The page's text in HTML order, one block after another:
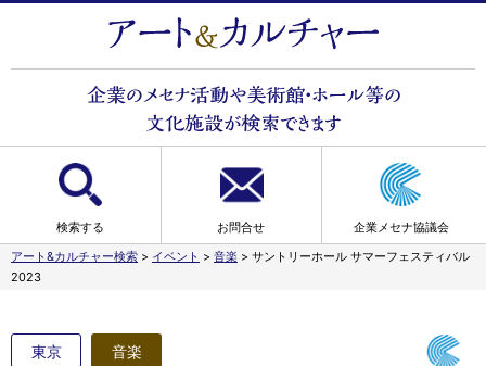
検索する お問合せ
企業メセナ協議会
アート&カルチャー検索 > イベント > 音楽 > サントリーホール サマーフェスティバル
2023
東京 音楽